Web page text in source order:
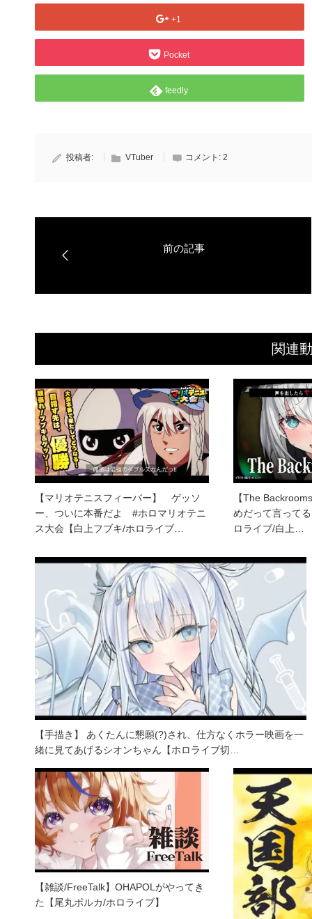
+1
Pocket
feedly
投稿者: VTuber コメント: 2
関連
【マリオテニスフィーバー】 ゲッソ
ー、ついに本番だよ #ホロマリオテニ
ス大会【白上フブキ/ホロライブ…
【The
めだって言って
ロライブ/白上…
【手描き】 あくたんに懇願(?)され、仕方なくホラー映画を一
緒に見てあげるシオンちゃん【ホロライブ切…
【雑談/FreeTalk】OHAPOLがやってき
た【尾丸ポルカ/ホロライブ】